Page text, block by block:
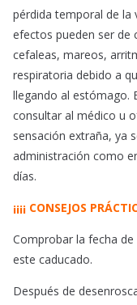
pérdida temporal de la
efectos pueden ser de
cefaleas, mareos,
respiratoria debido a
llegando al estómago.
consultar al médico u
sensación extraña, ya
administración como
días.
¡¡¡¡ CONSEJOS
Comprobar la fecha
este caducado.
Después de